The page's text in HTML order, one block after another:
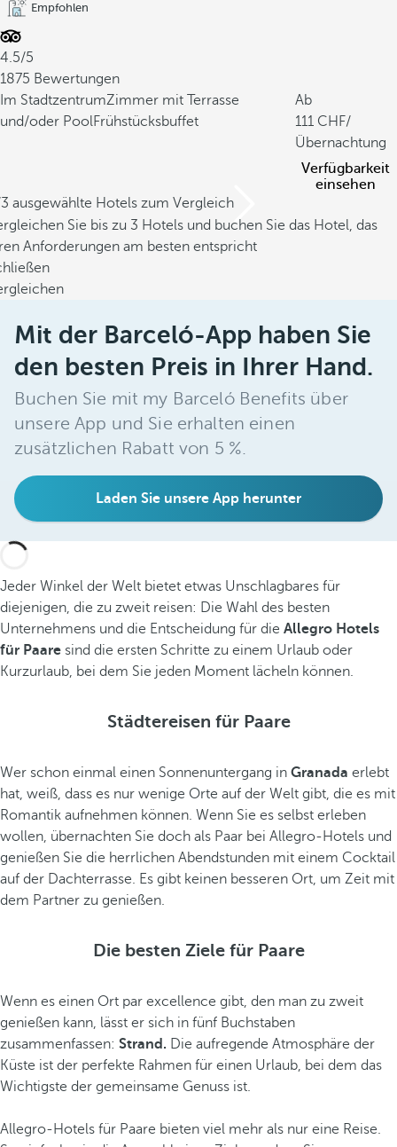
Empfohlen
4.5/5
1875 Bewertungen
Im StadtzentrumZimmer mit Terrasse
und/oder PoolFrühstücksbuffet
Ab
111
/
Übernachtung
Verfügbarkeit
einsehen
ausgewählte Hotels zum Vergleich
Sie bis zu 3 Hotels und buchen Sie das Hotel, das
Anforderungen am besten entspricht
Mit der Barceló-App haben Sie
den besten Preis in Ihrer Hand.
Buchen Sie mit my Barceló Benefits über
unsere App und Sie erhalten einen
zusätzlichen Rabatt von 5 %.
Laden Sie unsere App herunter
Jeder Winkel der Welt bietet etwas Unschlagbares für
diejenigen, die zu zweit reisen: Die Wahl des besten
Unternehmens und die Entscheidung für die Allegro Hotels
für Paare sind die ersten Schritte zu einem Urlaub oder
Kurzurlaub, bei dem Sie jeden Moment lächeln können.
Städtereisen für Paare
Wer schon einmal einen Sonnenuntergang in Granada erlebt
hat, weiß, dass es nur wenige Orte auf der Welt gibt, die es mit
Romantik aufnehmen können. Wenn Sie es selbst erleben
wollen, übernachten Sie doch als Paar bei Allegro-Hotels und
genießen Sie die herrlichen Abendstunden mit einem Cocktail
auf der Dachterrasse. Es gibt keinen besseren Ort, um Zeit mit
dem Partner zu genießen.
Die besten Ziele für Paare
Wenn es einen Ort par excellence gibt, den man zu zweit
genießen kann, lässt er sich in fünf Buchstaben
zusammenfassen: Strand. Die aufregende Atmosphäre der
Küste ist der perfekte Rahmen für einen Urlaub, bei dem das
Wichtigste der gemeinsame Genuss ist.
Allegro-Hotels für Paare bieten viel mehr als nur eine Reise.